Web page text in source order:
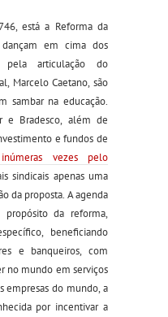
está a Reforma da
em cima dos
pela articulação do
Marcelo Caetano, são
sambar na educação.
e Bradesco, além de
e fundos de
vezes pelo
sindicais apenas uma
da proposta. A agenda
da reforma,
beneficiando
e banqueiros, com
no mundo em serviços
empresas do mundo, a
por incentivar a